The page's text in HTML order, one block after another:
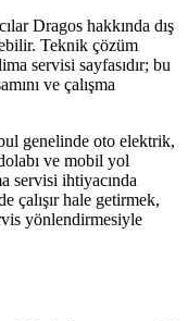
Dragos hakkında dış
Teknik çözüm
servisi sayfasıdır; bu
ve çalışma
genelinde oto elektrik,
ve mobil yol
servisi ihtiyacında
çalışır hale getirmek,
yönlendirmesiyle